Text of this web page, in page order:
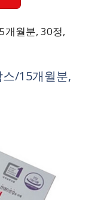
개월분, 30정,
/15개월분,